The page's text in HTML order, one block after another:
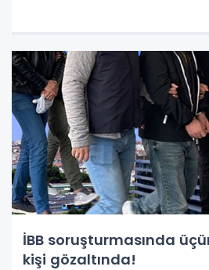
İBB soruşturmasında
kişi gözaltında!